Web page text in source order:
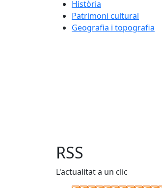
Història
Patrimoni cultural
Geografia i topografia
RSS
L'actualitat a un clic